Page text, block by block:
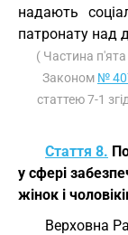
надають
патронату над
( Частина п'ята
Законом №
статтею 7-1
Стаття 8.
у сфері
жінок і
Верховна